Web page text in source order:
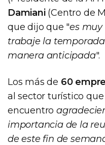
Damiani(Centro de
que dijo que "es
trabaje la
manera anticipada".
Los más de 60
al sector turístico
encuentro
importancia de la
de este fin de